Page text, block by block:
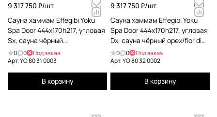
9 317 750 ₽/шт
Сауна хаммам Effegibi Yoku
Spa Door 444x170h217, угловая
Sx, сауна чёрный
орех/calacatta gold extra YO 80
31 0003
0 0
Под заказ
Арт.YO 80 31 0003
В корзину
9 317 750 ₽/шт
Сауна хаммам Effegibi Yoku
Spa Door 444x170h217, угловая
Dx, сауна чёрный орех/fior di
bosco tortora YO 80 32 0002
0 0
Под заказ
Арт.YO 80 32 0002
В корзину